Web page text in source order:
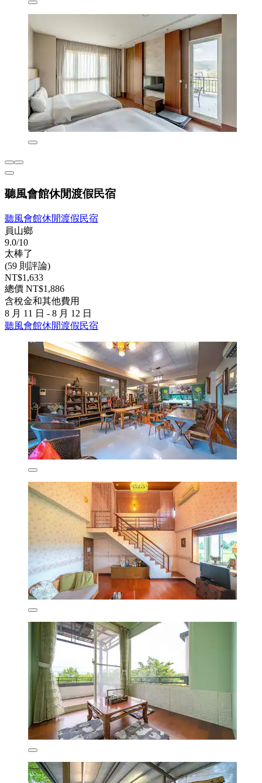
聽風會館休閒渡假民宿
聽風會館休閒渡假民宿
員山鄉
9.0/10
太棒了
(59 則評論)
NT$1,633
總價 NT$1,886
含稅金和其他費用
8 月 11 日 - 8 月 12 日
聽風會館休閒渡假民宿